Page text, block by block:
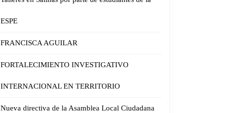
ESPE
FRANCISCA AGUILAR
FORTALECIMIENTO INVESTIGATIVO
INTERNACIONAL EN TERRITORIO
Nueva directiva de la Asamblea Local Ciudadana